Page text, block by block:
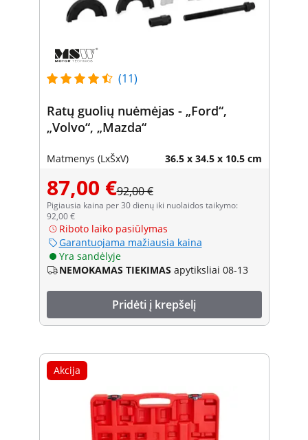
(11)
Ratų guolių nuėmėjas - „Ford“,
„Volvo“, „Mazda“
Matmenys (LxŠxV) 36.5 x 34.5 x 10.5 cm
87,00 €92,00 €
Pigiausia kaina per 30 dienų iki nuolaidos taikymo:
92,00 €
Riboto laiko pasiūlymas
Garantuojama mažiausia kaina
Yra sandėlyje
NEMOKAMAS TIEKIMAS apytiksliai 08-13
Pridėti į krepšelį
Akcija